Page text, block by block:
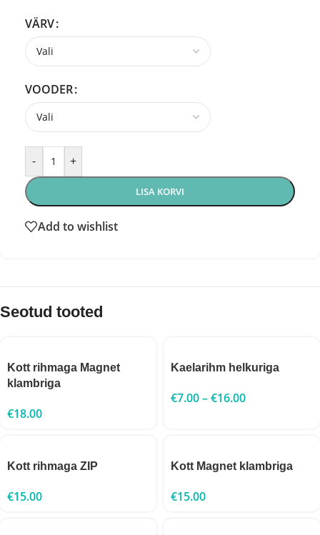
VÄRV
VOODER
- +
LISA KORVI
Add to wishlist
Seotud tooted
Kott rihmaga Magnet
klambriga
€18.00
Kaelarihm helkuriga
€7.00–€16.00
Kott rihmaga ZIP
€15.00
Kott Magnet klambriga
€15.00